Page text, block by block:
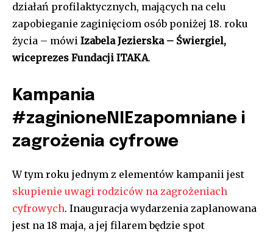
działań profilaktycznych, mających na celu
zapobieganie zaginięciom osób poniżej 18. roku
życia – mówi Izabela Jezierska – Świergiel,
wiceprezes Fundacji ITAKA.
Kampania
#zaginioneNIEzapomniane i
zagrożenia cyfrowe
W tym roku jednym z elementów kampanii jest
skupienie uwagi rodziców na zagrożeniach
cyfrowych. Inauguracja wydarzenia zaplanowana
jest na 18 maja, a jej filarem będzie spot